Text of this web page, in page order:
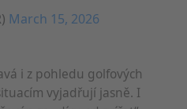
March 15, 2026
i z pohledu golfových
vyjadřují jasně. I